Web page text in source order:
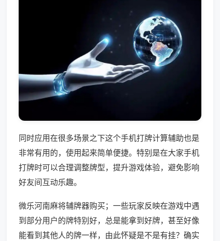
同时应用在很多场景之下这个手机打牌计算辅助也是
非常有用的，使用起来简单便捷。特别是在大家手机
打牌时可以合理调整牌型，提升游戏体验，避免影响
好友间互动乐趣。
微乐河南麻将辅牌器购买；一些玩家反映在游戏中遇
到部分用户的牌特别好，总是能拿到好牌，甚至好像
能看到其他人的牌一样，由此怀疑是不是有挂？确实